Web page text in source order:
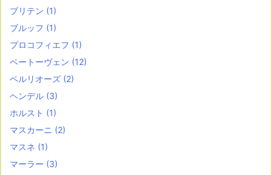
ブリテン (1)
ブルッフ (1)
プロコフィエフ (1)
ベートーヴェン (12)
ベルリオーズ (2)
ヘンデル (3)
ホルスト (1)
マスカーニ (2)
マスネ (1)
マーラー (3)